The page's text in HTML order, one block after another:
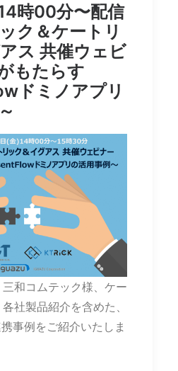
時00分〜配信
ク＆ケートリ
ス 共催ウェビ
もたらす
ドミノアプリ
和コムテック様、ケー
社製品紹介を含めた、
事例をご紹介いたしま